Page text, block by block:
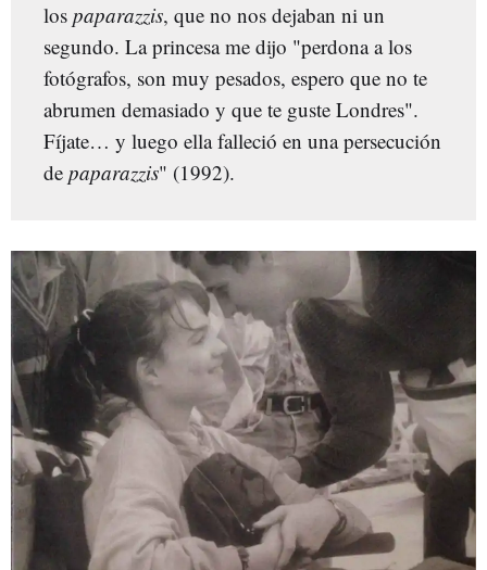
los paparazzis, que no nos dejaban ni un
segundo. La princesa me dijo "perdona a los
fotógrafos, son muy pesados, espero que no te
abrumen demasiado y que te guste Londres".
Fíjate… y luego ella falleció en una persecución
de paparazzis" (1992).